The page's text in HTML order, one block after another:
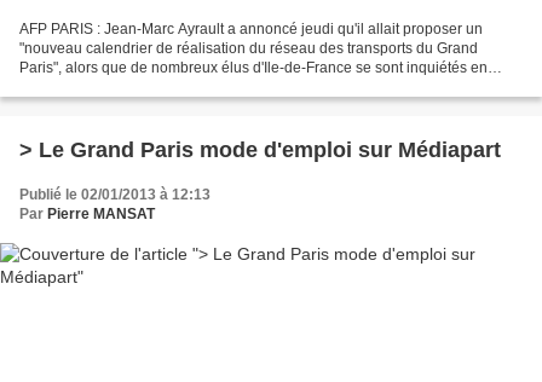
AFP PARIS : Jean-Marc Ayrault a annoncé jeudi qu'il allait proposer un
"nouveau calendrier de réalisation du réseau des transports du Grand
Paris", alors que de nombreux élus d'Ile-de-France se sont inquiétés en
> Le Grand Paris mode d'emploi sur Médiapart
Publié le 02/01/2013 à 12:13
Par Pierre MANSAT